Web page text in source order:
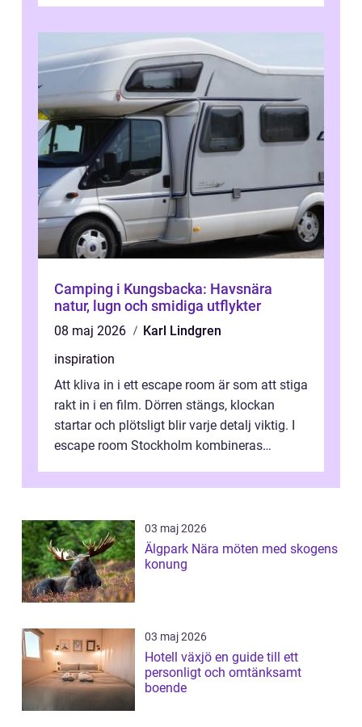
Camping i Kungsbacka: Havsnära
natur, lugn och smidiga utflykter
08 maj 2026
Karl Lindgren
inspiration
Att kliva in i ett escape room är som att stiga
rakt in i en film. Dörren stängs, klockan
startar och plötsligt blir varje detalj viktig. I
escape room Stockholm kombineras
03 maj 2026
Älgpark Nära möten med skogens
konung
03 maj 2026
Hotell växjö en guide till ett
personligt och omtänksamt
boende